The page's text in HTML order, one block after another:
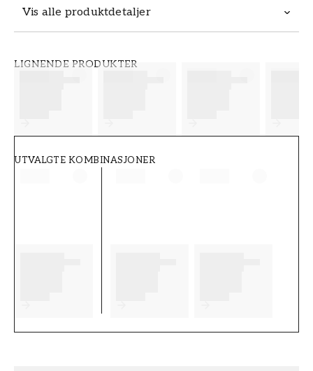
Vis alle produktdetaljer
LIGNENDE PRODUKTER
UTVALGTE KOMBINASJONER